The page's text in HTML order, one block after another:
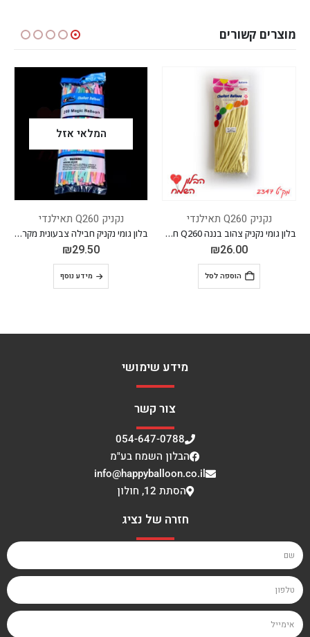
מוצרים קשורים
נקניק Q260 תאילנדי
בלון גומי נקניק צהוב בננה Q260 חבילה של 100 יחידות
₪26.00
הוספה לסל
המלאי אזל
נקניק Q260 תאילנדי
בלון גומי נקניק חבילה צבעונית מקרון Q260 חבילה של 100 יחידות
₪29.50
מידע נוסף
מידע שימושי
צור קשר
054-647-0788
הבלון השמח בע"מ
info@happyballoon.co.il
הסתת 12, חולון
חזרה של נציג